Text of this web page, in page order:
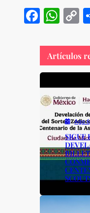
F
a
c
e
b
o
o
k
W
h
at
s
A
p
p
C
o
p
y
n
k
Artículos
Ago
SIGUE